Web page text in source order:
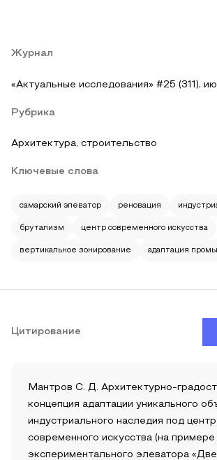
Журнал
«Актуальные исследования» #25 (311),
Рубрика
Архитектура, строительство
Ключевые слова
самарский элеватор реновация
брутализм центр современного искусства
вертикальное зонирование адаптация
Цитирование
Мантров С. Д. Архитектурно-
концепция адаптации уникального
индустриального наследия под центр
современного искусства (на
экспериментального элеватора